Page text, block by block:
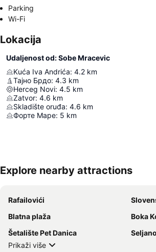
Parking
Wi-Fi
Lokacija
Udaljenost od: Sobe Mracevic
Kuća Iva Andrića: 4.2 km
Тајно Брдо: 4.3 km
Herceg Novi: 4.5 km
Zatvor: 4.6 km
Skladište oruđa: 4.6 km
Форте Маре: 5 km
Explore nearby attractions
Rafailovići
Blatna plaža
Boka
Šetalište Pet Danica
Prikaži više